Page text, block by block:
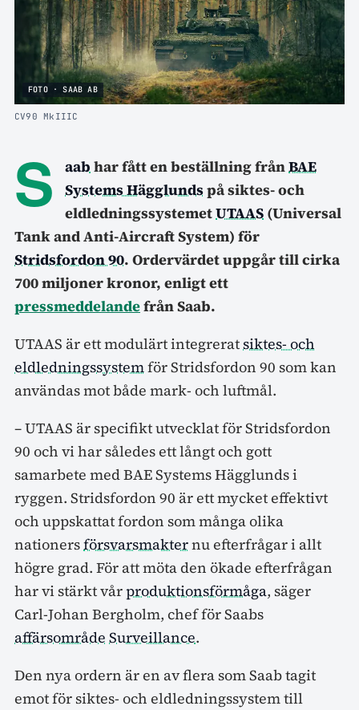
FOTO · SAAB AB
CV90 MkIIIC
S aab har fått en beställning frånBAE
Systems Hägglundspå siktes- och
eldledningssystemetUTAAS (Universal
Tank and Anti-Aircraft System) för
Stridsfordon 90. Ordervärdet uppgår till cirka
700 miljoner kronor, enligt ett
pressmeddelandefrån Saab.
UTAAS är ett modulärt integreratsiktes- och
eldledningssystemför Stridsfordon 90 som kan
användas mot både mark- och luftmål.
– UTAAS är specifikt utvecklat för Stridsfordon
90 och vi har således ett långt och gott
samarbete med BAE Systems Hägglunds i
ryggen. Stridsfordon 90 är ett mycket effektivt
och uppskattat fordon som många olika
nationersförsvarsmakternu efterfrågar i allt
högre grad. För att möta den ökade efterfrågan
har vi stärkt vårproduktionsförmåga, säger
Carl-Johan Bergholm, chef för Saabs
affärsområde Surveillance.
Den nya ordern är en av flera som Saab tagit
emot för siktes- och eldledningssystem till